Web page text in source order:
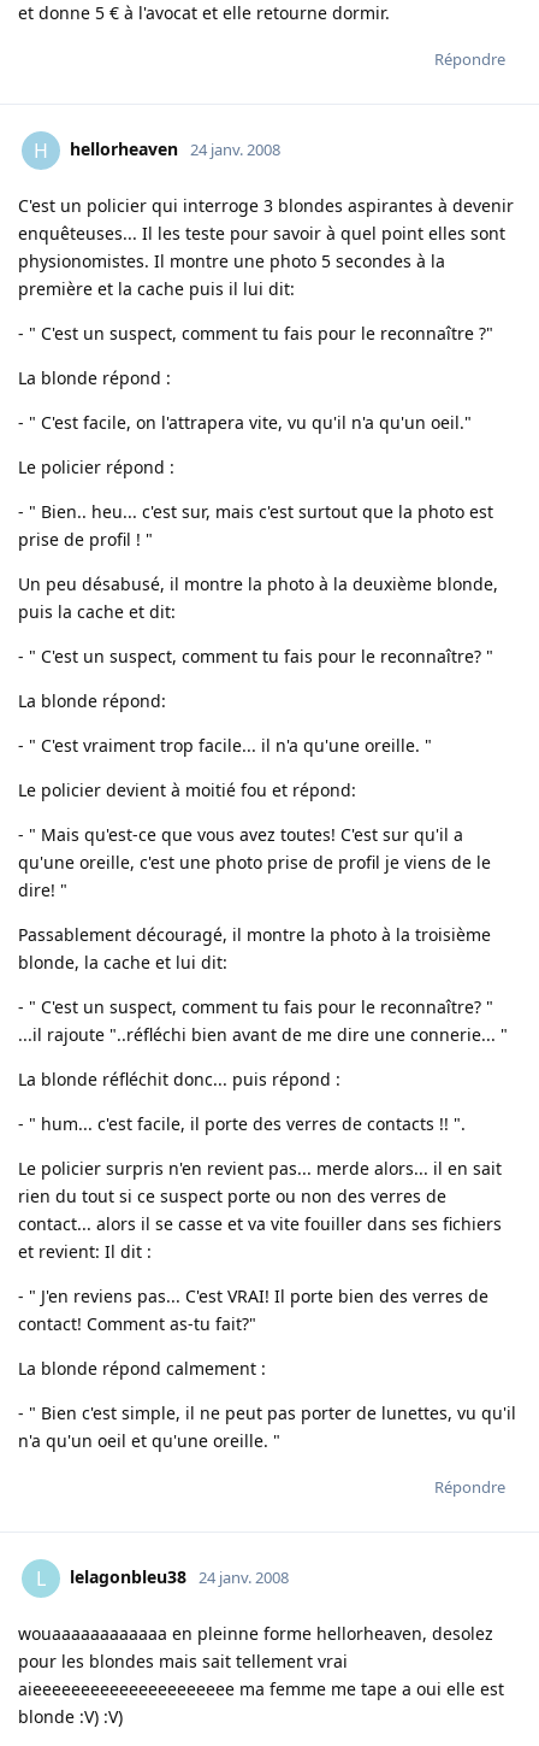
et donne 5 € à l'avocat et elle retourne dormir.
Répondre
H hellorheaven 24 janv. 2008
C'est un policier qui interroge 3 blondes aspirantes à devenir
enquêteuses... Il les teste pour savoir à quel point elles sont
physionomistes. Il montre une photo 5 secondes à la
première et la cache puis il lui dit:
- " C'est un suspect, comment tu fais pour le reconnaître ?"
La blonde répond :
- " C'est facile, on l'attrapera vite, vu qu'il n'a qu'un oeil."
Le policier répond :
- " Bien.. heu... c'est sur, mais c'est surtout que la photo est
prise de profil ! "
Un peu désabusé, il montre la photo à la deuxième blonde,
puis la cache et dit:
- " C'est un suspect, comment tu fais pour le reconnaître? "
La blonde répond:
- " C'est vraiment trop facile... il n'a qu'une oreille. "
Le policier devient à moitié fou et répond:
- " Mais qu'est-ce que vous avez toutes! C'est sur qu'il a
qu'une oreille, c'est une photo prise de profil je viens de le
dire! "
Passablement découragé, il montre la photo à la troisième
blonde, la cache et lui dit:
- " C'est un suspect, comment tu fais pour le reconnaître? "
...il rajoute "..réfléchi bien avant de me dire une connerie... "
La blonde réfléchit donc... puis répond :
- " hum... c'est facile, il porte des verres de contacts !! ".
Le policier surpris n'en revient pas... merde alors... il en sait
rien du tout si ce suspect porte ou non des verres de
contact... alors il se casse et va vite fouiller dans ses fichiers
et revient: Il dit :
- " J'en reviens pas... C'est VRAI! Il porte bien des verres de
contact! Comment as-tu fait?"
La blonde répond calmement :
- " Bien c'est simple, il ne peut pas porter de lunettes, vu qu'il
n'a qu'un oeil et qu'une oreille. "
Répondre
L lelagonbleu38 24 janv. 2008
wouaaaaaaaaaaaa en pleinne forme hellorheaven, desolez
pour les blondes mais sait tellement vrai
aieeeeeeeeeeeeeeeeeeeee ma femme me tape a oui elle est
blonde :V) :V)